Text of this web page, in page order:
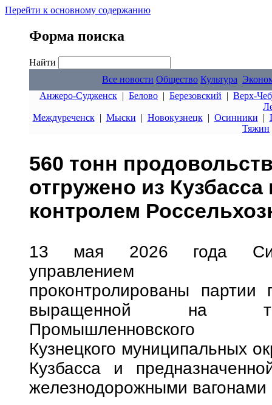
Перейти к основному содержанию
Форма поиска
Найти
Все новости Общество Культура
Анжеро-Судженск | Белово | Березовский | Верх-
Междуреченск| Мыски | Новокузнецк| Осинники |
Тяжин
560 тонн
отгружено из
контролем
13 мая 2026 года
управлением
проконтролированы партии
выращенной на
Кузнецкого муниципальных
Кузбасса и
железнодорожными